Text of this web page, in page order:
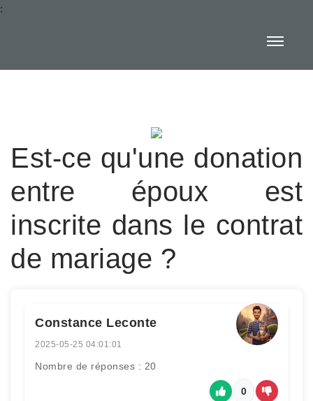
:
Est-ce qu'une donation
entre époux est
inscrite dans le contrat
de mariage ?
Constance Leconte
2025-05-25 04:01:01
Nombre de réponses : 20
0